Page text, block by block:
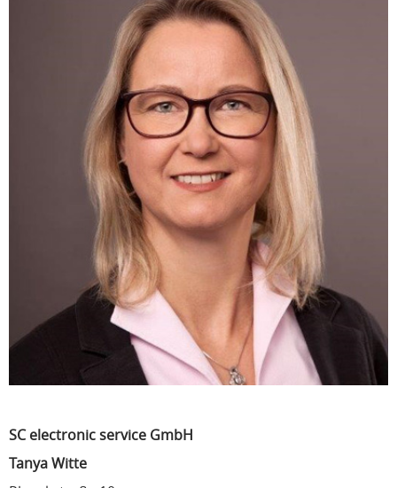
SC electronic service GmbH
Tanya Witte